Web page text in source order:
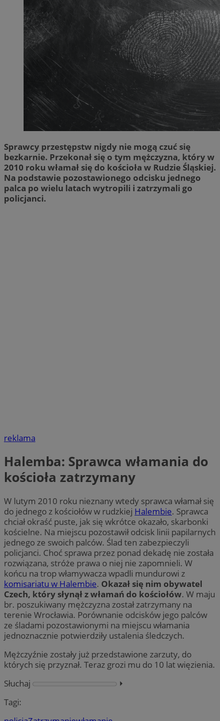
Sprawcy przestępstw nigdy nie mogą czuć się
bezkarnie. Przekonał się o tym mężczyzna, który w
2010 roku włamał się do kościoła w Rudzie Śląskiej.
Na podstawie pozostawionego odcisku jednego
palca po wielu latach wytropili i zatrzymali go
policjanci.
reklama
Halemba: Sprawca włamania do
kościoła zatrzymany
W lutym 2010 roku nieznany wtedy sprawca włamał się
do jednego z kościołów w rudzkiej Halembie. Sprawca
chciał okraść puste, jak się wkrótce okazało, skarbonki
kościelne. Na miejscu pozostawił odcisk linii papilarnych
jednego ze swoich palców. Ślad ten zabezpieczyli
policjanci. Choć sprawa przez ponad dekadę nie została
rozwiązana, stróże prawa o niej nie zapomnieli. W
końcu na trop włamywacza wpadli mundurowi z
komisariatu w Halembie. Okazał się nim obywatel
Czech, który słynął z włamań do kościołów. W maju
br. poszukiwany mężczyzna został zatrzymany na
terenie Wrocławia. Porównanie odcisków jego palców
ze śladami pozostawionymi na miejscu włamania
jednoznacznie potwierdziły ustalenia śledczych.
Mężczyźnie zostały już przedstawione zarzuty, do
których się przyznał. Teraz grozi mu do 10 lat więzienia.
Słuchaj
⏵︎
Tagi: